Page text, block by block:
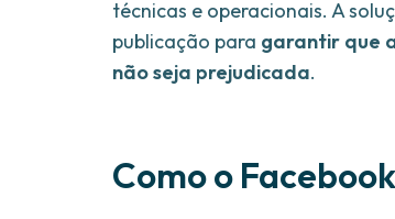
técnicas e operacionais. A
publicação para garantir que
não seja prejudicada.
Como o